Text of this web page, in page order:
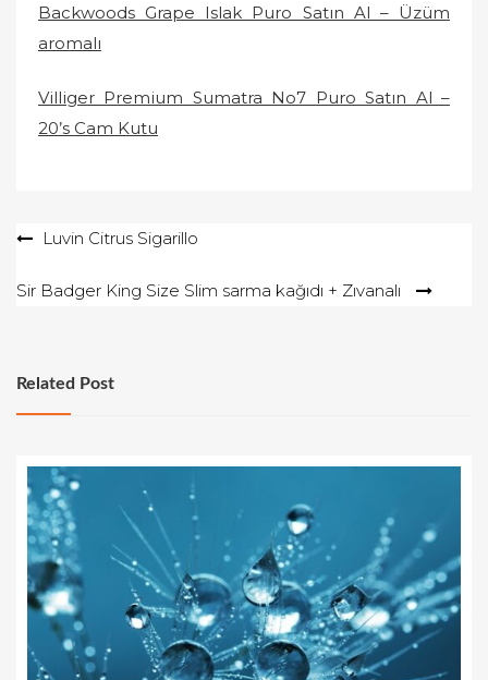
Backwoods Grape Islak Puro Satın Al – Üzüm
aromalı
Villiger Premium Sumatra No7 Puro Satın Al –
20’s Cam Kutu
YazıLuvin Citrus Sigarillo
Sir Badger King Size Slim sarma kağıdı + Zıvanalı
Related Post